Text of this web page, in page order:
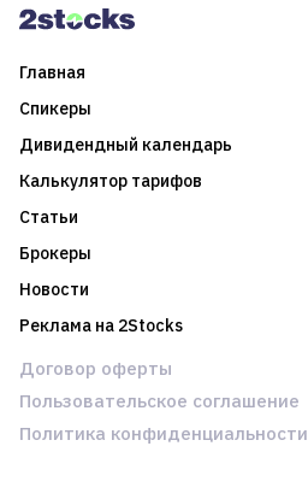
Главная
Спикеры
Дивидендный календарь
Калькулятор тарифов
Статьи
Брокеры
Новости
Реклама на 2Stocks
Договор оферты
Пользовательское соглашение
Политика конфиденциальности